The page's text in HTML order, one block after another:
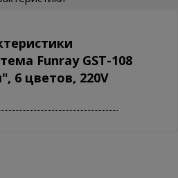
Funray GST-108
6 цветов, 220V